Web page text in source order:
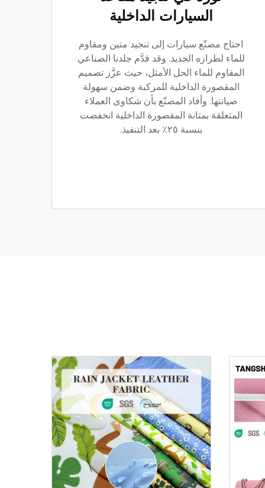
السيارات الداخلية
احتاج مصنّع سيارات إلى تنجيد متين ومقاوم
للماء لطرازه الجديد. وقد قدَّم جلدنا الصناعي
المقاوم للماء الحل الأمثل، حيث عزَّز تصميم
المقصورة الداخلية للمركبة وضمن سهولة
صيانتها. وأفاد المصنّع بأن شكاوى العملاء
المتعلقة بمتانة المقصورة الداخلية انخفضت
بنسبة ٢٥٪ بعد التنفيذ.